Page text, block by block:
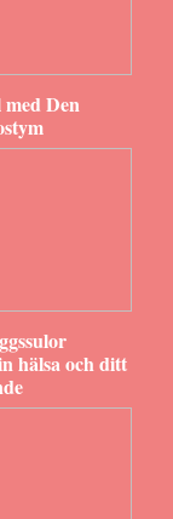
Den
hälsa och ditt